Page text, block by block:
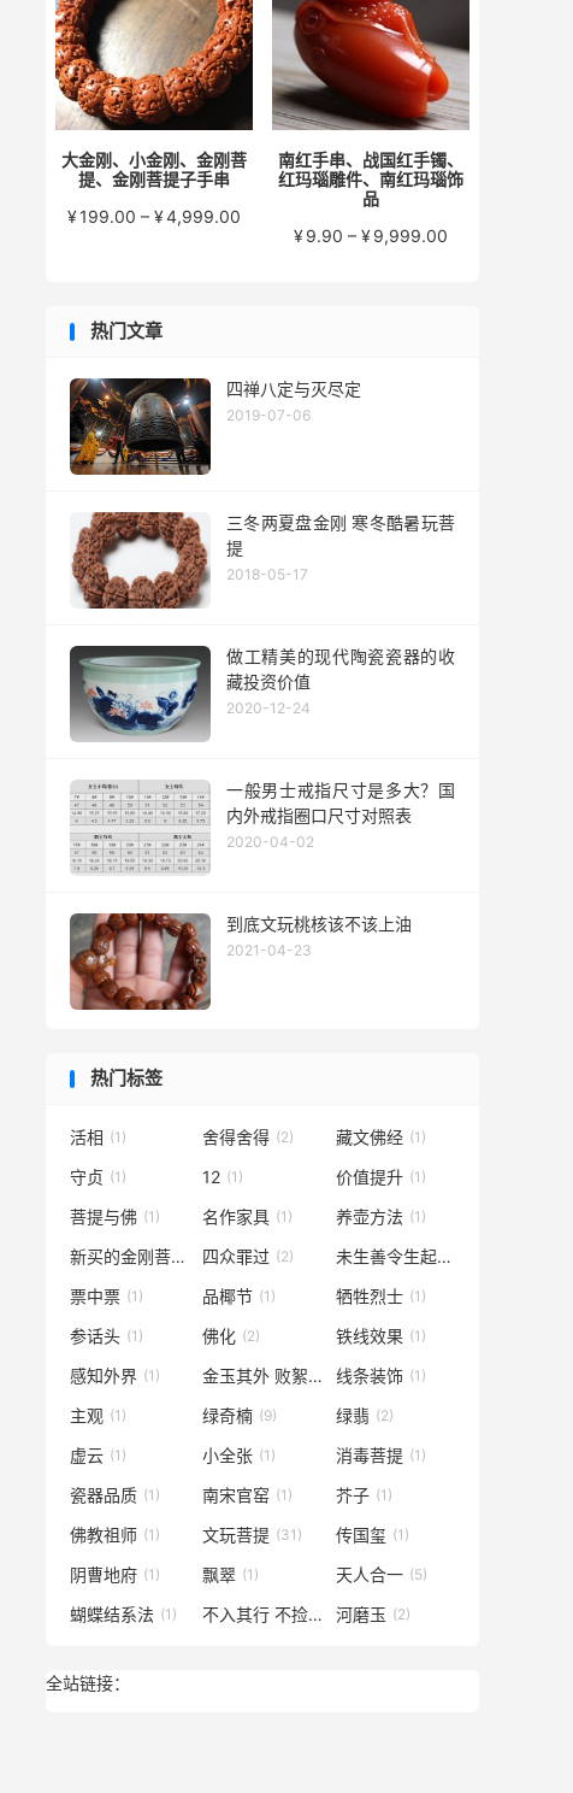
至
¥800,000,000.00
¥180,000.00
大金刚、小金刚、金刚菩
提、金刚菩提子手串
¥199.00 – ¥4,999.00
南红手串、战国红手镯、
红玛瑙雕件、南红玛瑙饰
品
¥9.90 – ¥9,999.00
热门文章
四禅八定与灭尽定
2019-07-06
三冬两夏盘金刚 寒冬酷暑玩菩
提
2018-05-17
做工精美的现代陶瓷瓷器的收
藏投资价值
2020-12-24
一般男士戒指尺寸是多大？国
内外戒指圈口尺寸对照表
2020-04-02
到底文玩桃核该不该上油
2021-04-23
热门标签
活相 (1) 舍得舍得 (2) 藏文佛经 (1)
守贞 (1) 12 (1) 价值提升 (1)
菩提与佛 (1) 名作家具 (1) 养壶方法 (1)
新买的金刚菩提 (1)
四众罪过 (2) 未生善令生起
(1)
票中票 (1) 品椰节 (1) 牺牲烈士 (1)
参话头 (1) 佛化 (2) 铁线效果 (1)
感知外界 (1) 金玉其外 败絮其中 (1)
线条装饰 (1)
主观 (1) 绿奇楠 (9) 绿翡 (2)
虚云 (1) 小全张 (1) 消毒菩提 (1)
瓷器品质 (1) 南宋官窑 (1) 芥子 (1)
佛教祖师 (1) 文玩菩提 (31) 传国玺 (1)
阴曹地府 (1) 飘翠 (1) 天人合一 (5)
蝴蝶结系法 (1) 不入其行 不捡其利 (1)
河磨玉 (2)
全站链接：